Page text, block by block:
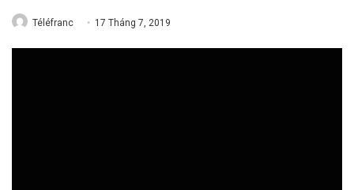
Téléfranc 17 Tháng 7, 2019